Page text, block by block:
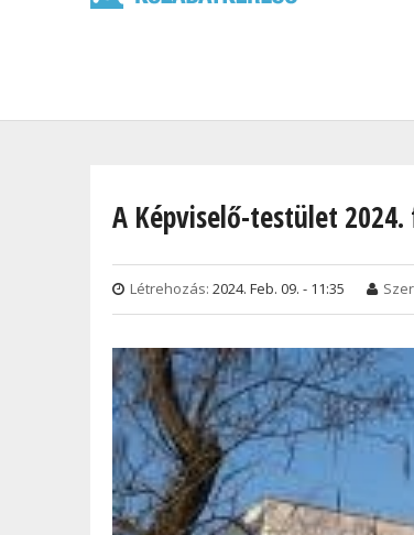
A Képviselő-testület
Létrehozás: 2024. Feb. 09. - 11:35